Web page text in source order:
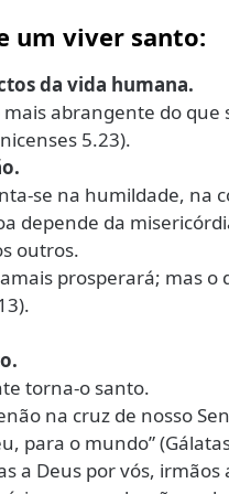
um viver santo:
da vida humana.
abrangente do que
5.23).
se na humildade, na
depende da
outros.
prosperará; mas o
torna-o santo.
na cruz de nosso
para o mundo”
a Deus por vós, irmãos